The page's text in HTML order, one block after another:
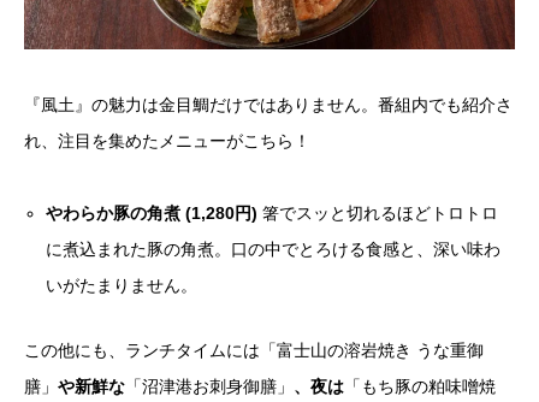
『風土』の魅力は金目鯛だけではありません。番組内でも紹介さ
れ、注目を集めたメニューがこちら！
やわらか豚の角煮 (1,280円) 箸でスッと切れるほどトロトロ
に煮込まれた豚の角煮。口の中でとろける食感と、深い味わ
いがたまりません。
この他にも、ランチタイムには「富士山の溶岩焼き うな重御
膳」 や新鮮な 「沼津港お刺身御膳」 、夜は 「もち豚の粕味噌焼